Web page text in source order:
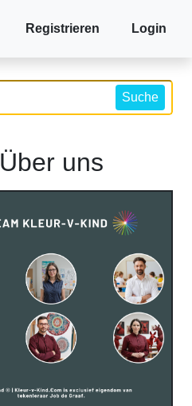
Registrieren Login
Suche
Über uns